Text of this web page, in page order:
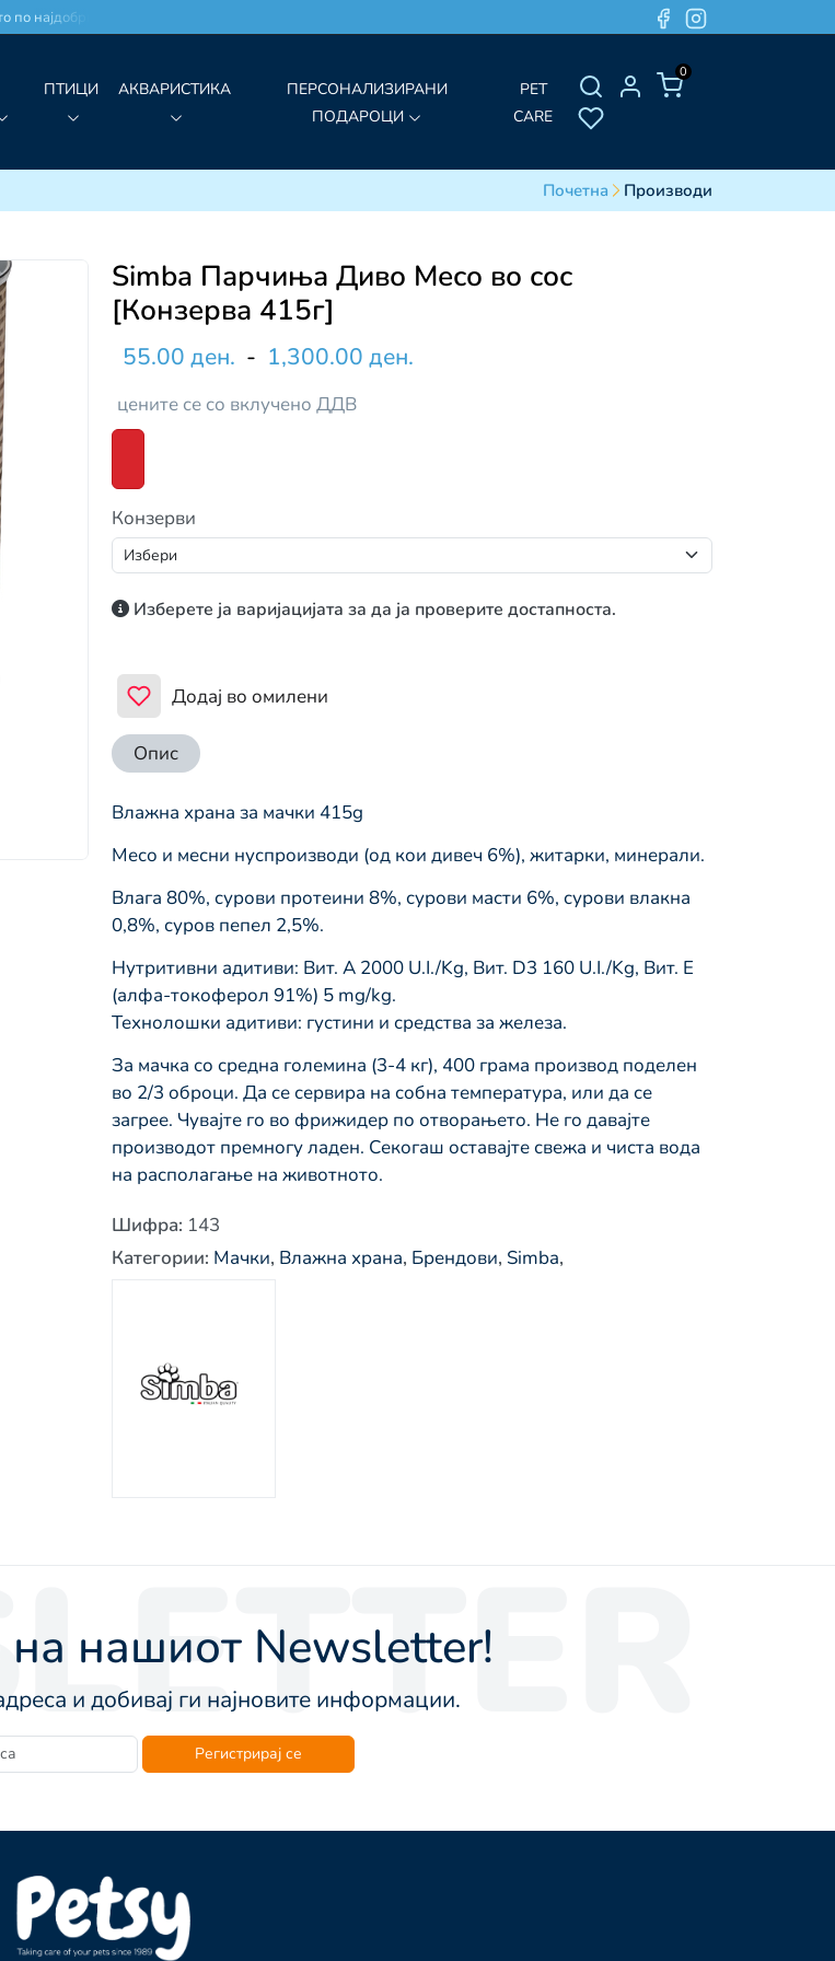
најдобри цени!
0
ПТИЦИ АКВАРИСТИКА
ПЕРСОНАЛИЗИРАНИ
ПОДАРОЦИ
PET
CARE
Почетна Производи
Simba Парчиња Диво Месо во сос
[Конзерва 415г]
55.00 ден. - 1,300.00 ден.
цените се со вклучено ДДВ
Конзерви
Изберете ја варијацијата за да ја проверите достапноста.
Додај во омилени
Опис
Влажна храна за мачки 415g
Месо и месни нуспроизводи (од кои дивеч 6%), житарки, минерали.
Влага 80%, сурови протеини 8%, сурови масти 6%, сурови влакна
0,8%, суров пепел 2,5%.
Нутритивни адитиви: Вит. A 2000 U.I./Kg, Вит. D3 160 U.I./Kg, Вит. Е
(алфа-токоферол 91%) 5 mg/kg.
Технолошки адитиви: густини и средства за железа.
За мачка со средна големина (3-4 кг), 400 грама производ поделен
во 2/3 оброци. Да се ​​сервира на собна температура, или да се
загрее. Чувајте го во фрижидер по отворањето. Не го давајте
производот премногу ладен. Секогаш оставајте свежа и чиста вода
на располагање на животното.
Шифра: 143
Категории: Мачки, Влажна храна, Брендови, Simba,
на нашиот Newsletter!
и добивај ги најновите информации.
Регистрирај се